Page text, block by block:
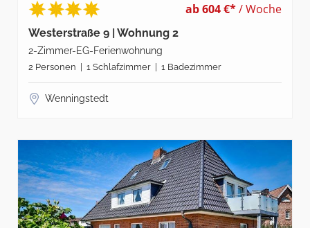
ab 604 €*/ Woche
Westerstraße 9 | Wohnung 2
2-Zimmer-EG-Ferienwohnung
2 Personen | 1 Schlafzimmer | 1 Badezimmer
Wenningstedt